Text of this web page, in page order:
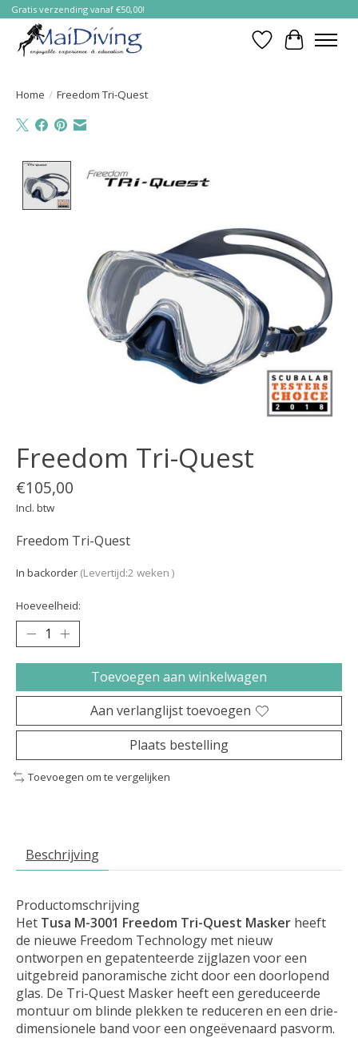
Gratis verzending vanaf €50,00!
Verlanglijst
Home / Freedom Tri-Quest
Product image slideshow Items
Freedom Tri-Quest
€105,00
Incl. btw
Freedom Tri-Quest
In backorder (Levertijd:2 weken )
Hoeveelheid:
Toevoegen aan winkelwagen
Aan verlanglijst toevoegen
Plaats bestelling
Toevoegen om te vergelijken
Beschrijving
Productomschrijving
Het Tusa M-3001 Freedom Tri-Quest Masker heeft
de nieuwe Freedom Technology met nieuw
ontworpen en gepatenteerde zijglazen voor een
uitgebreid panoramische zicht door een doorlopend
glas. De Tri-Quest Masker heeft een gereduceerde
montuur om blinde plekken te reduceren en een drie-
dimensionele band voor een ongeëvenaard pasvorm.